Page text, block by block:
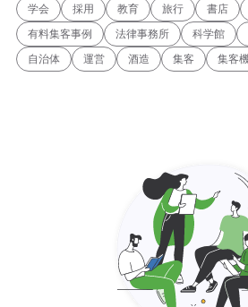
学会
採用 教育 旅行 書店
有料集客事例
法律事務所 科学館
自治体
運営 酒造 集客 集客